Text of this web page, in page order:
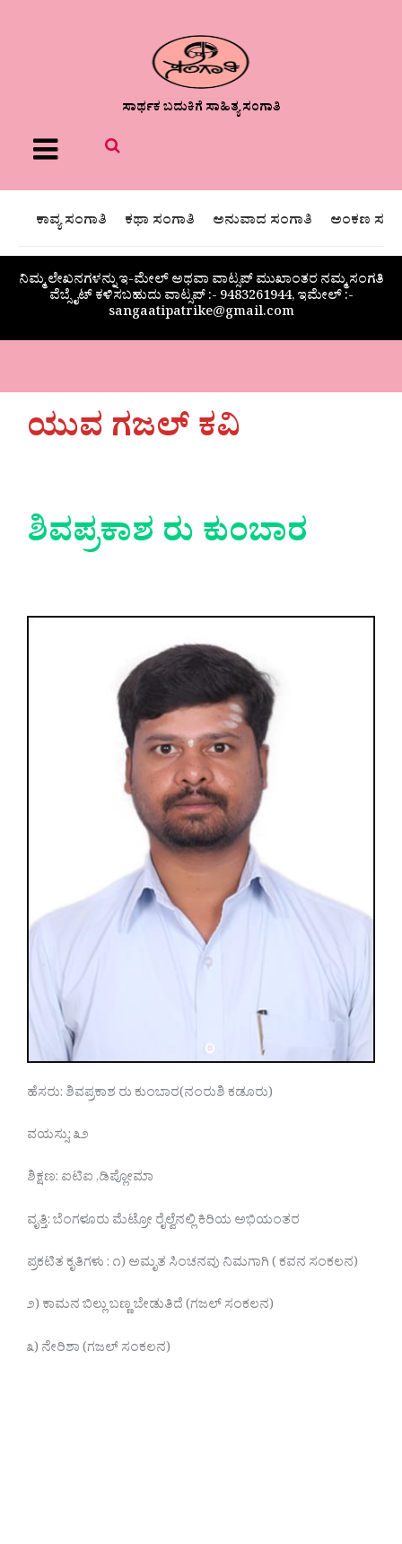
ಸಾರ್ಥಕ ಬದುಕಿಗೆ ಸಾಹಿತ್ಯ ಸಂಗಾತಿ
Menu
ಕಾವ್ಯ ಸಂಗಾತಿ ಕಥಾ ಸಂಗಾತಿ ಅನುವಾದ ಸಂಗಾತಿ ಅಂಕಣ
ನಿಮ್ಮ ಲೇಖನಗಳನ್ನು ಇ-ಮೇಲ್ ಅಥವಾ ವಾಟ್ಸಪ್ ಮುಖಾಂತರ ನಮ್ಮ ಸಂಗತಿ
ವೆಬ್ಸೈಟ್ ಕಳಿಸಬಹುದು ವಾಟ್ಸಪ್‌ :- 9483261944, ಇಮೇಲ್ :-
sangaatipatrike@gmail.com
ಯುವ ಗಜಲ್‌ ಕವಿ
ಶಿವಪ್ರಕಾಶ ರು ಕುಂಬಾರ
ಹೆಸರು: ಶಿವಪ್ರಕಾಶ ರು ಕುಂಬಾರ(ನಂರುಶಿ ಕಡೂರು)
ವಯಸ್ಸು: ೩೨
ಶಿಕ್ಷಣ: ಐಟಿಐ ,ಡಿಪ್ಲೋಮಾ
ವೃತ್ತಿ: ಬೆಂಗಳೂರು ಮೆಟ್ರೋ ರೈಲ್ವೆನಲ್ಲಿ ಕಿರಿಯ ಅಭಿಯಂತರ
ಪ್ರಕಟಿತ ಕೃತಿಗಳು : ೧) ಅಮೃತ ಸಿಂಚನವು ನಿಮಗಾಗಿ ( ಕವನ ಸಂಕಲನ)
೨) ಕಾಮನ ಬಿಲ್ಲು ಬಣ್ಣ ಬೇಡುತಿದೆ (ಗಜಲ್ ಸಂಕಲನ)
೩) ನೇರಿಶಾ (ಗಜಲ್ ಸಂಕಲನ)